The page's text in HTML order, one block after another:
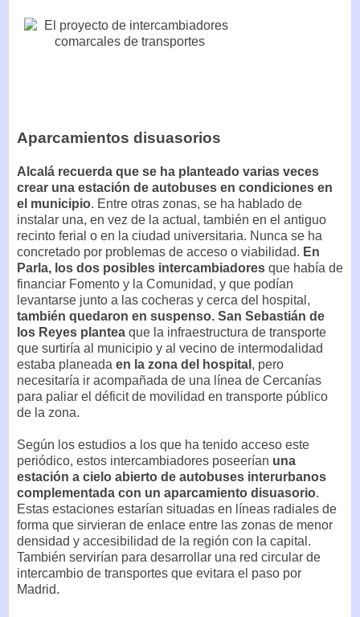
Aparcamientos disuasorios
Alcalá recuerda que se ha planteado varias veces
crear una estación de autobuses en condiciones en
el municipio. Entre otras zonas, se ha hablado de
instalar una, en vez de la actual, también en el antiguo
recinto ferial o en la ciudad universitaria. Nunca se ha
concretado por problemas de acceso o viabilidad. En
Parla, los dos posibles intercambiadores que había de
financiar Fomento y la Comunidad, y que podían
levantarse junto a las cocheras y cerca del hospital,
también quedaron en suspenso. San Sebastián de
los Reyes plantea que la infraestructura de transporte
que surtiría al municipio y al vecino de intermodalidad
estaba planeada en la zona del hospital , pero
necesitaría ir acompañada de una línea de Cercanías
para paliar el déficit de movilidad en transporte público
de la zona.
Según los estudios a los que ha tenido acceso este
periódico, estos intercambiadores poseerían una
estación a cielo abierto de autobuses interurbanos
complementada con un aparcamiento disuasorio.
Estas estaciones estarían situadas en líneas radiales de
forma que sirvieran de enlace entre las zonas de menor
densidad y accesibilidad de la región con la capital.
También servirían para desarrollar una red circular de
intercambio de transportes que evitara el paso por
Madrid.